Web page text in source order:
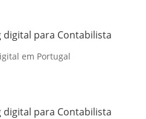
digital para Contabilista
em Portugal
digital para Contabilista